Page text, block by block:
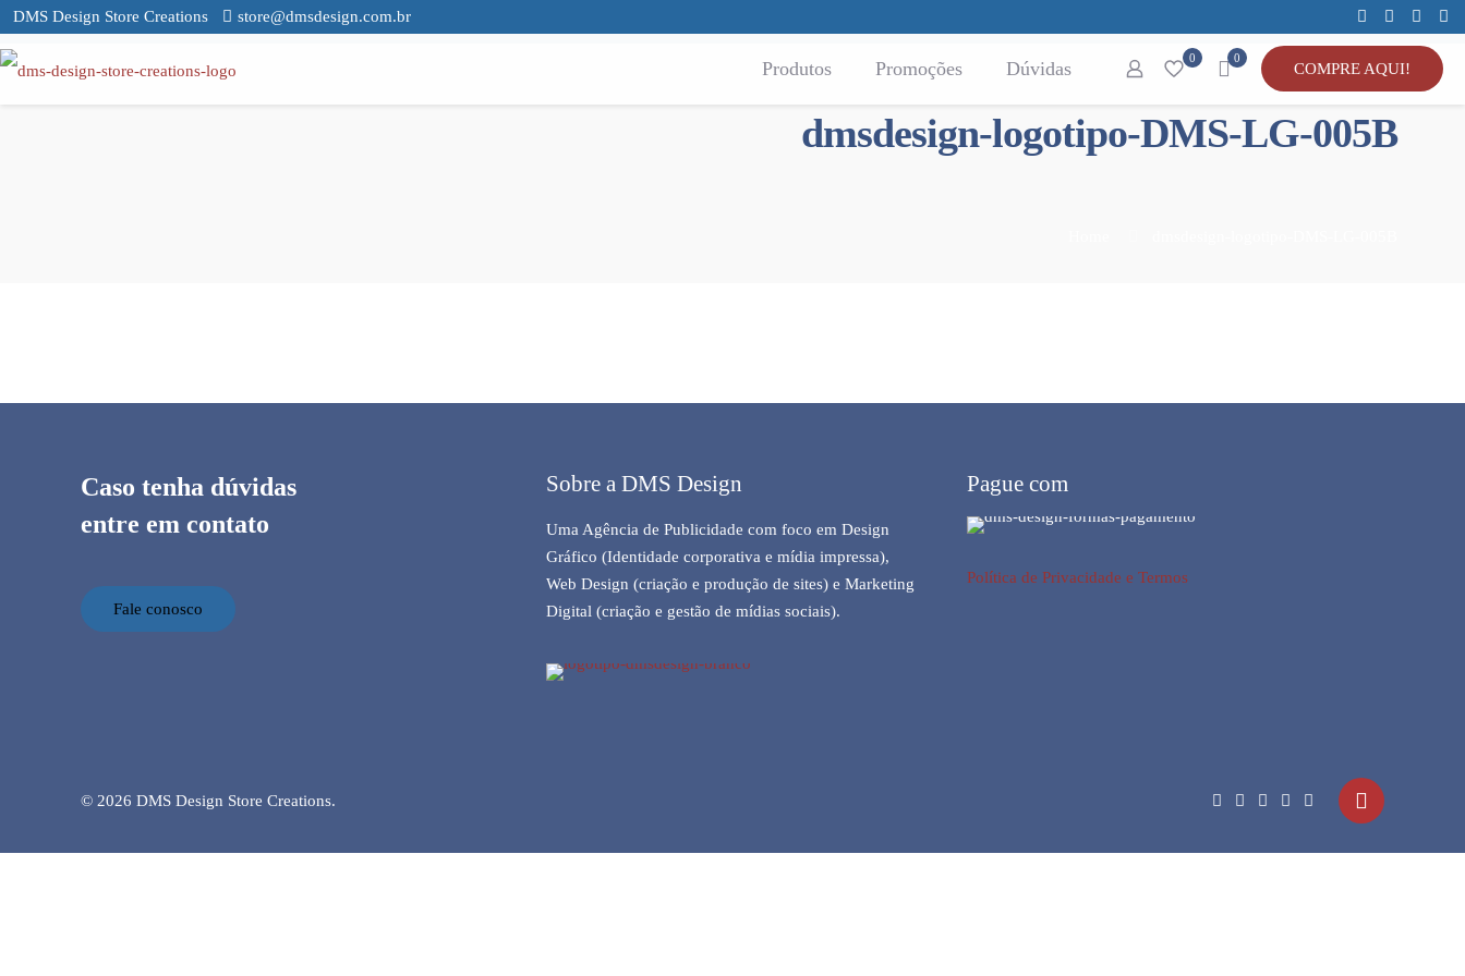
DMS Design Store Creations store@dmsdesign.com.br
Produtos Promoções Dúvidas 0 0
COMPRE AQUI!
dmsdesign-logotipo-DMS-LG-005B
Caso tenha dúvidas
entre em contato
Fale conosco
Sobre a DMS Design
Uma Agência de Publicidade com foco em Design
Gráfico (Identidade corporativa e mídia impressa),
Web Design (criação e produção de sites) e Marketing
Digital (criação e gestão de mídias sociais).
Pague com
Política de Privacidade e Termos
© 2026 DMS Design Store Creations.